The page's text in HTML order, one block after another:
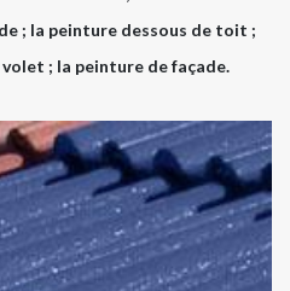
; la peinture dessous de toit ;
; la peinture de façade.